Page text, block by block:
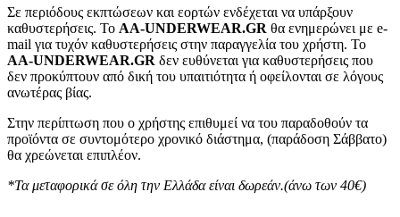
Σε περιόδους εκπτώσεων και εορτών ενδέχεται να υπάρξουν
καθυστερήσεις. Το AA-UNDERWEAR.GR θα ενημερώνει με e-
mail για τυχόν καθυστερήσεις στην παραγγελία του χρήστη. Το
AA-UNDERWEAR.GR δεν ευθύνεται για καθυστερήσεις που
δεν προκύπτουν από δική του υπαιτιότητα ή οφείλονται σε λόγους
ανωτέρας βίας.
Στην περίπτωση που ο χρήστης επιθυμεί να του παραδοθούν τα
προϊόντα σε συντομότερο χρονικό διάστημα, (παράδοση Σάββατο)
θα χρεώνεται επιπλέον.
*Τα μεταφορικά σε όλη την Ελλάδα είναι δωρεάν.(άνω των 40€)